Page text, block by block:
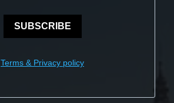
SUBSCRIBE
Terms & Privacy policy